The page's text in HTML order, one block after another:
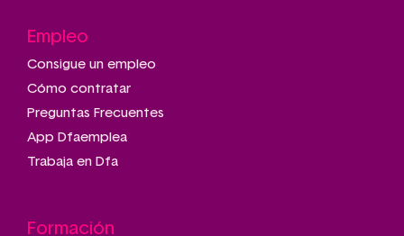
Empleo
Consigue un empleo
Cómo contratar
Preguntas Frecuentes
App Dfaemplea
Trabaja en Dfa
Formación